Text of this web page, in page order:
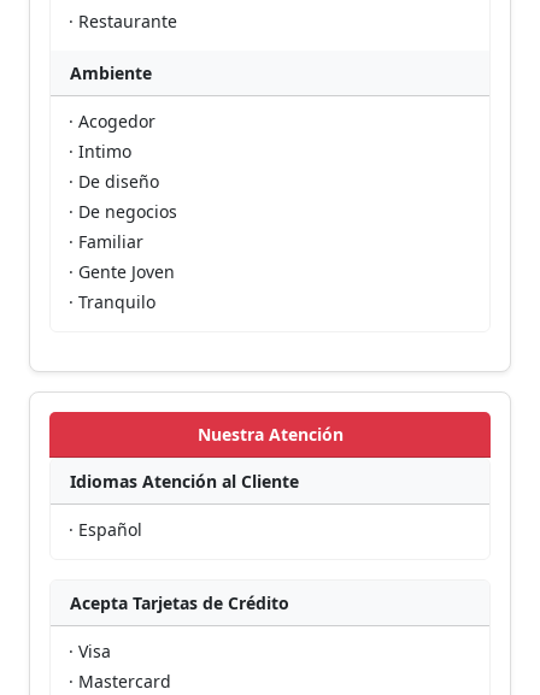
· Restaurante
Ambiente
· Acogedor
· Intimo
· De diseño
· De negocios
· Familiar
· Gente Joven
· Tranquilo
Nuestra Atención
Idiomas Atención al Cliente
· Español
Acepta Tarjetas de Crédito
· Visa
· Mastercard